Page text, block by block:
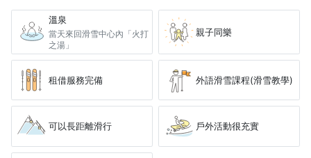
溫泉
當天來回滑雪中心內「火打
之湯」
親子同樂
租借服務完備 外語滑雪課程(滑雪教學)
可以長距離滑行 戶外活動很充實